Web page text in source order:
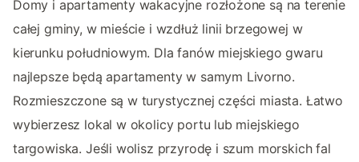
Domy i apartamenty wakacyjne rozłożone są na terenie
całej gminy, w mieście i wzdłuż linii brzegowej w
kierunku południowym. Dla fanów miejskiego gwaru
najlepsze będą apartamenty w samym Livorno.
Rozmieszczone są w turystycznej części miasta. Łatwo
wybierzesz lokal w okolicy portu lub miejskiego
targowiska. Jeśli wolisz przyrodę i szum morskich fal